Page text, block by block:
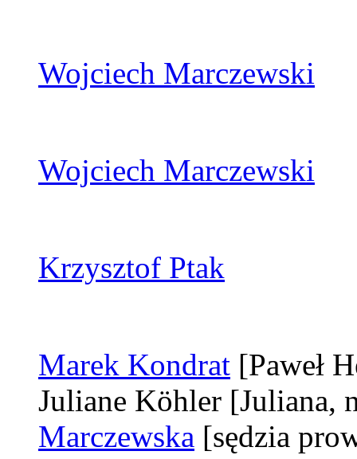
Wojciech Marczewski
Wojciech Marczewski
Krzysztof Ptak
Marek Kondrat [Paweł
Juliane Köhler [Juliana,
Marczewska [sędzia